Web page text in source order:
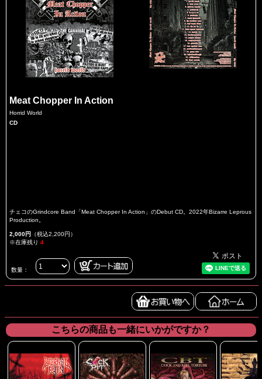
Meat Chopper In Action
Horrid World
CD
チェコのGrindcore Band「Meat Chopper In Action」のDebut CD。2022年Bizarre Leprous
Production。
2,000円 （税込2,200円）
※在庫残り 4
数量：
こちらの商品も一緒にいかがですか？